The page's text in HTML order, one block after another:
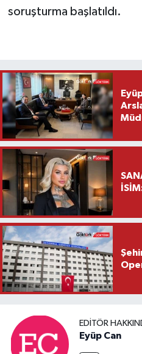
soruşturma başlatıldı.
EDITÖR
Eyüp Can